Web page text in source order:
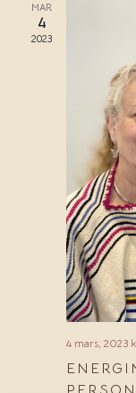
MAR
4
2023
4 mars, 2023